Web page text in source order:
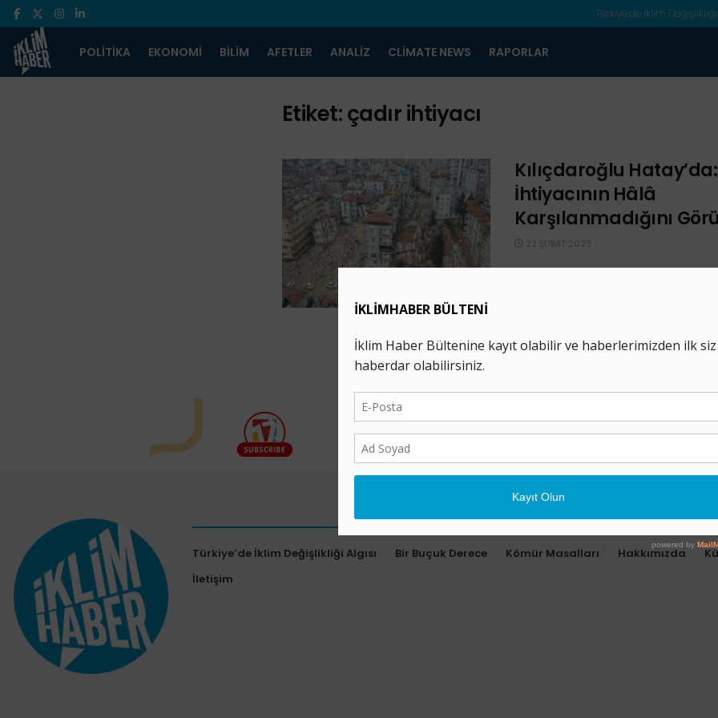
Türkiye’de İklim Değişlikliği
POLITIKA EKONOMI BILIM AFETLER ANALIZ CLIMATE NEWS RAPORLAR
Etiket:çadır ihtiyacı
Kılıçdaroğlu
İhtiyacının Hâlâ
Karşılanmadığını
22 ŞUBAT 2023
Hatay’ı ziyaret eden CHP lideri
Türkiye’de İklim Değişlikliği Algısı Bir Buçuk Derece Kömür Masalları Hakkımızda
İletişim